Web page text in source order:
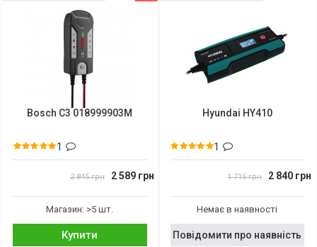
Bosch C3 018999903M
1
2 845 грн 2 589 грн
Магазин: >5 шт.
Купити
Hyundai HY410
1
1 715 грн 2 840 грн
Немає в наявності
Повідомити про наявність